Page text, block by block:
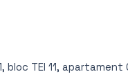
bloc TEI 11,